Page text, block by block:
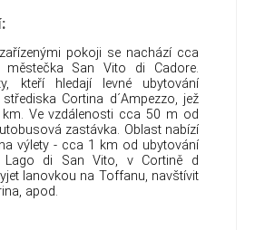
pokoji se nachází cca
San Vito di Cadore.
kteří hledají levné ubytování
Cortina d´Ampezzo, jež
Ve vzdálenosti cca 50 m od
zastávka. Oblast nabízí
výlety - cca 1 km od ubytování
Lago di San Vito, v Cortině d
lanovkou na Toffanu, navštívit
apod.